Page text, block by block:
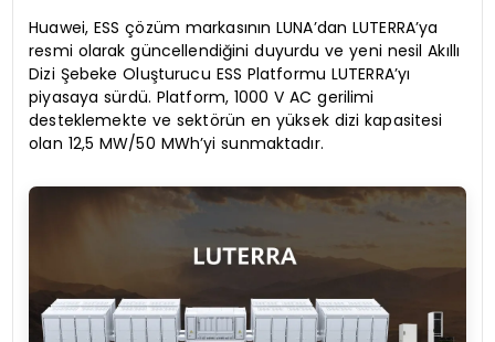
Huawei, ESS çözüm markasının LUNA’dan LUTERRA’ya
resmi olarak güncellendiğini duyurdu ve yeni nesil Akıllı
Dizi Şebeke Oluşturucu ESS Platformu LUTERRA’yı
piyasaya sürdü. Platform, 1000 V AC gerilimi
desteklemekte ve sektörün en yüksek dizi kapasitesi
olan 12,5 MW/50 MWh’yi sunmaktadır.